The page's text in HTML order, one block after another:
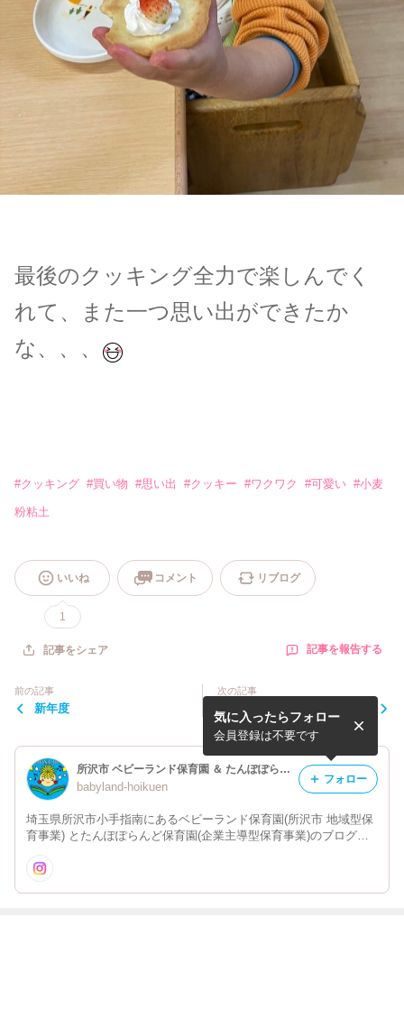
最後のクッキング全力で楽しんでく
れて、また一つ思い出ができたか
な、、、
#クッキング #買い物 #思い出 #クッキー #ワクワク #可愛い #小麦
粉粘土
いいね
1
コメント リブログ
記事をシェア 記事を報告する
前の記事
新年度
次の記事
1月のクッキング
所沢市 ベビーランド保育園 ＆ たんぽぽらんど保育園
babyland-hoikuen
埼玉県所沢市小手指南にあるベビーランド保育園(所沢市 地域型保
育事業) とたんぽぽらんど保育園(企業主導型保育事業)のブログで
ます！是非見てください
気に入ったらフォロー
会員登録は不要です
フォロー